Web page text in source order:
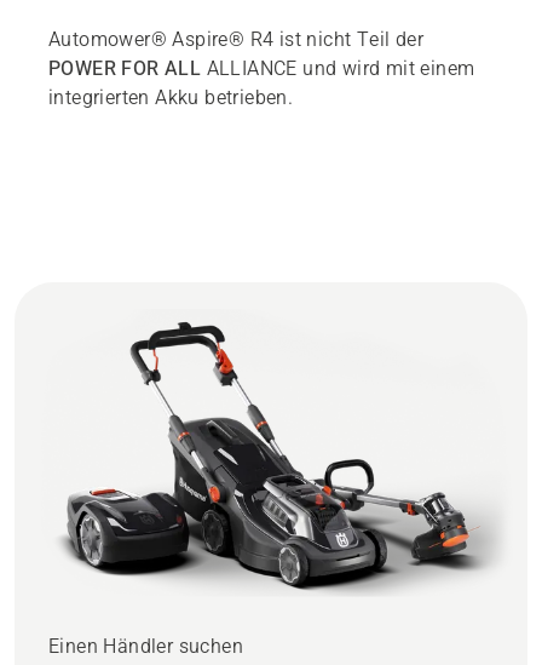
Automower® Aspire® R4 ist nicht Teil der
POWER FOR ALL ALLIANCE und wird mit einem
integrierten Akku betrieben.
Einen Händler suchen